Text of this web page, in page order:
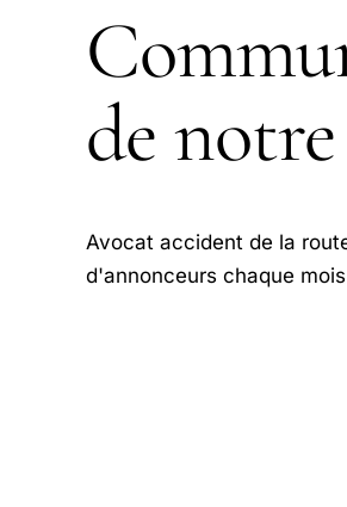
de notre
Avocat accident de la
d'annonceurs chaque